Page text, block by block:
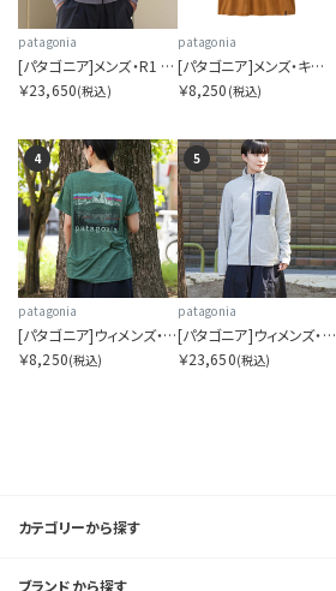
patagonia
[パタゴニア]メンズ・R1 エア・ジャケット
￥23,650(税込)
patagonia
[パタゴニア]メンズ・キャプリーン・クール・デイリー・シャツ（フィッツロイ・フットヒルズ）
￥8,250 (税込)
4
patagonia
[パタゴニア]ウィメンズ・キャプリーン・クール・デイリー・シャツ（フィッツロイ・フットヒルズ）
￥8,250(税込)
5
patagonia
[パタゴニア]ウィメンズ・R1 エア・ジャケット
￥23,650(税込)
カテゴリーから探す
ブランドから探す